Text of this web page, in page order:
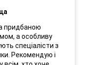
придбаною
а особливу
спеціалісти з
Рекомендую і